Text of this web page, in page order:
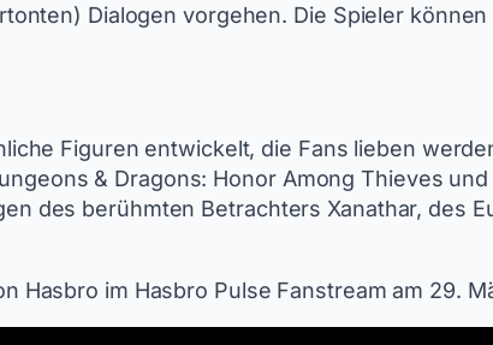
Dialogen vorgehen. Die Spieler
Figuren entwickelt, die Fans lieben
& Dragons: Honor Among Thieves
des berühmten Betrachters Xanathar, des
Hasbro im Hasbro Pulse Fanstream am 29.